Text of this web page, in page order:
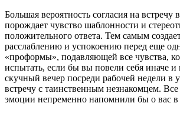
Большая вероятность согласия на встречу
порождает чувство шаблонности и
положительного ответа. Тем самым
расслаблению и успокоению перед еще
«проформы», подавляющей все чувства,
испытать, если бы вы повели себя иначе и
скучный вечер посреди рабочей недели в
встречу с таинственным незнакомцем.
эмоции непременно напомнили бы о вас в